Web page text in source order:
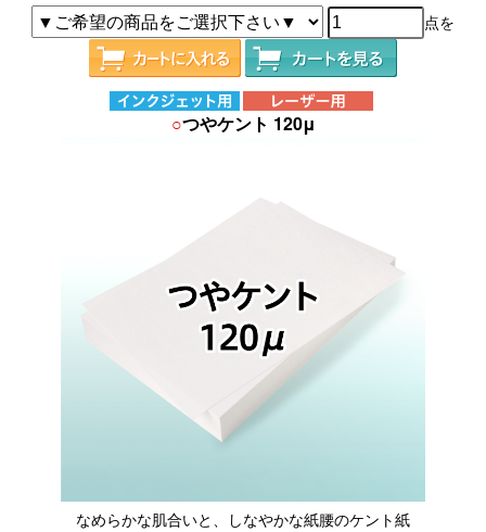
点を
○つやケント 120μ
なめらかな肌合いと、しなやかな紙腰のケント紙